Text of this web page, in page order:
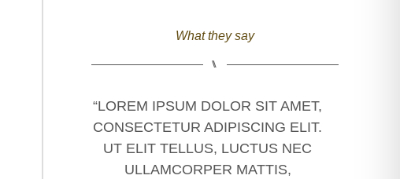
What they say
⑊
“LOREM IPSUM DOLOR SIT AMET,
CONSECTETUR ADIPISCING ELIT.
UT ELIT TELLUS, LUCTUS NEC
ULLAMCORPER MATTIS,